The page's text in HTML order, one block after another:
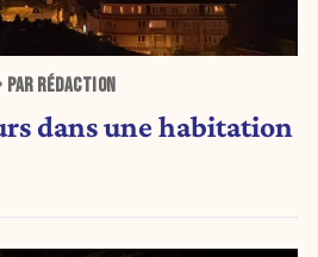
RÉDACTION
dans une habitation